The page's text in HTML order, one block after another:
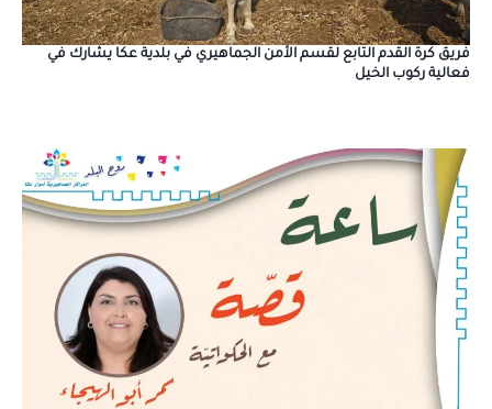
فريق كرة القدم التابع لقسم الأمن الجماهيري في بلدية عكا يشارك في
فعالية ركوب الخيل